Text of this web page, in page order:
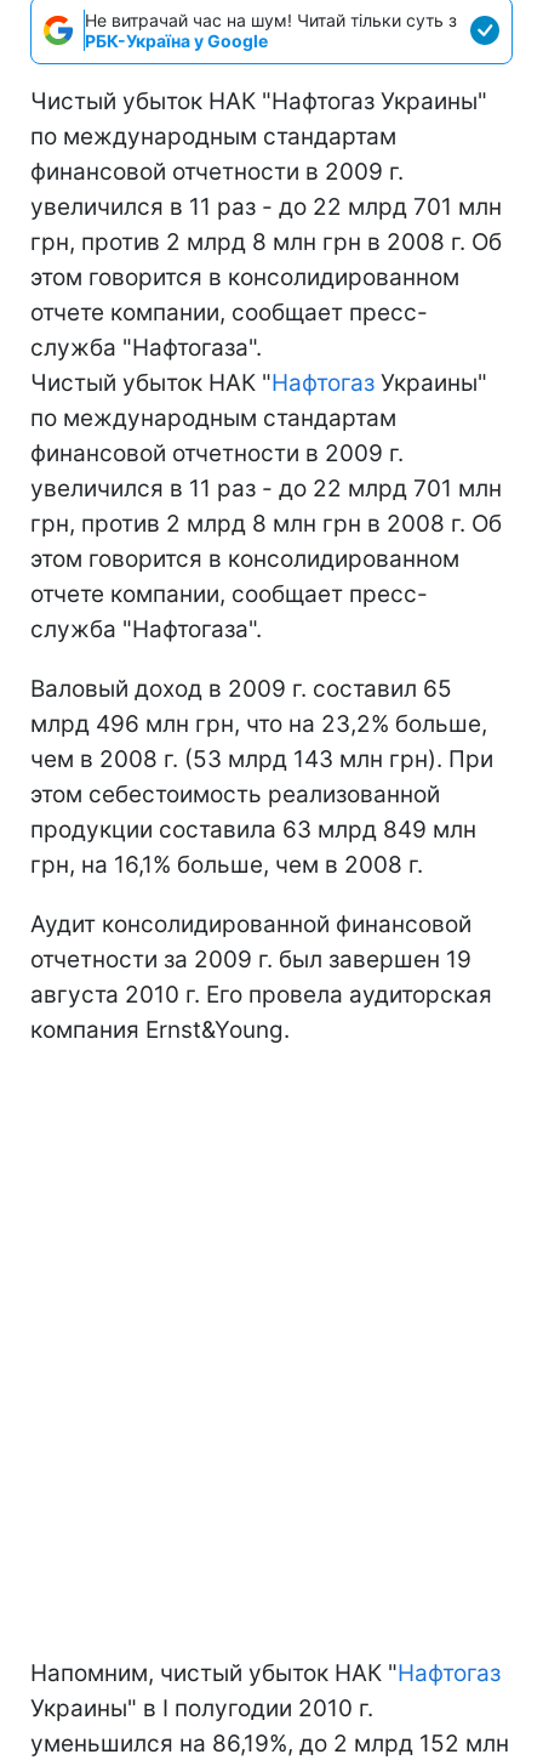
Не витрачай час на шум! Читай тільки суть з
РБК-Україна у Google
Чистый убыток НАК "Нафтогаз Украины"
по международным стандартам
финансовой отчетности в 2009 г.
увеличился в 11 раз - до 22 млрд 701 млн
грн, против 2 млрд 8 млн грн в 2008 г. Об
этом говорится в консолидированном
отчете компании, сообщает пресс-
служба "Нафтогаза".
Чистый убыток НАК "Нафтогаз Украины"
по международным стандартам
финансовой отчетности в 2009 г.
увеличился в 11 раз - до 22 млрд 701 млн
грн, против 2 млрд 8 млн грн в 2008 г. Об
этом говорится в консолидированном
отчете компании, сообщает пресс-
служба "Нафтогаза".
Валовый доход в 2009 г. составил 65
млрд 496 млн грн, что на 23,2% больше,
чем в 2008 г. (53 млрд 143 млн грн). При
этом себестоимость реализованной
продукции составила 63 млрд 849 млн
грн, на 16,1% больше, чем в 2008 г.
Аудит консолидированной финансовой
отчетности за 2009 г. был завершен 19
августа 2010 г. Его провела аудиторская
компания Ernst&Young.
Напомним, чистый убыток НАК "Нафтогаз
Украины" в I полугодии 2010 г.
уменьшился на 86,19%, до 2 млрд 152 млн